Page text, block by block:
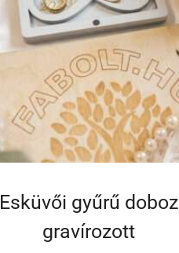
Esküvői gyűrű doboz
gravírozott